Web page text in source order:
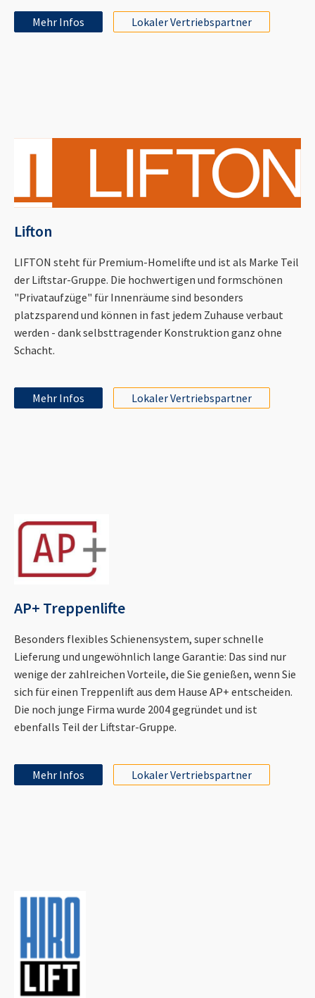
Mehr Infos Lokaler Vertriebspartner
Lifton
LIFTON steht für Premium-Homelifte und ist als Marke Teil
der Liftstar-Gruppe. Die hochwertigen und formschönen
"Privataufzüge" für Innenräume sind besonders
platzsparend und können in fast jedem Zuhause verbaut
werden - dank selbsttragender Konstruktion ganz ohne
Schacht.
Mehr Infos Lokaler Vertriebspartner
AP+ Treppenlifte
Besonders flexibles Schienensystem, super schnelle
Lieferung und ungewöhnlich lange Garantie: Das sind nur
wenige der zahlreichen Vorteile, die Sie genießen, wenn Sie
sich für einen Treppenlift aus dem Hause AP+ entscheiden.
Die noch junge Firma wurde 2004 gegründet und ist
ebenfalls Teil der Liftstar-Gruppe.
Mehr Infos Lokaler Vertriebspartner